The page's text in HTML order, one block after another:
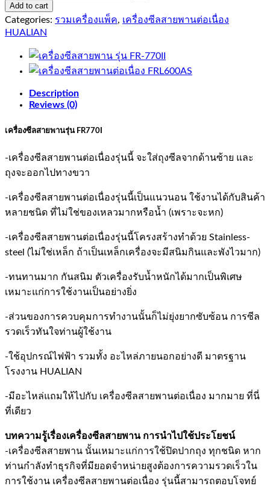
ซีล
สายพาน
รุ่น
FR-
770I
quantity
Add to cart
Categories: รวมเครื่องแพ็ค, เครื่องซีลสายพานต่อเนื่อง
HUALIAN
Description
Reviews (0)
เครื่องซีลสายพานรุ่น FR770I
-เครื่องซีลสายพานต่อเนื่องรุ่นนี้ จะใส่ถุงซีลจากด้านซ้าย และ
ถุงจะออกไปทางขวา
-เครื่องซีลสายพานต่อเนื่องรุ่นนี้เป็นแนวนอน ใช้งานได้กับสินค้า
หลายชนิด ที่ไม่ใช่ของเหลวมากหรือน้ำ (เพราะจะหก)
-เครื่องซีลสายพานต่อเนื่องรุ่นนี้โครงสร้างทำด้วย Stainless-
steel (ไม่ใช่เหล็ก ถ้าเป็นเหล็กเครื่องจะมีสนิมกินและพังไวมาก)
-ทนทานมาก กันสนิม ตัวเครื่องรับน้ำหนักได้มากเป็นพิเศษ
เหมาะแก่การใช้งานเป็นอย่างยิ่ง
-ส่วนของการควบคุมการทำงานนั้นก็ไม่ยุ่งยากซับซ้อน การซีล
รวดเร็วทันใจท่านผู้ใช้งาน
-ใช้อุปกรณ์ไฟฟ้า รวมทั้ง อะไหล่ภายนอกอย่างดี มาตรฐาน
โรงงาน HUALIAN
-มีอะไหล่แถมให้ไปกับ เครื่องซีลสายพานต่อเนื่อง มากมาย ที่นี่
ที่เดียว
บทความรู้เรื่องเครื่องซีลสายพาน การนำไปใช้ประโยชน์
-เครื่องซีลสายพาน นั้นเหมาะแก่การใช้ปิดปากถุง ทุกชนิด หาก
ท่านกำลังทำธุรกิจที่มียอดจำหน่ายสูงต้องการความรวดเร็วใน
การใช้งาน เครื่องซีลสายพานต่อเนื่อง รุ่นนี้สามารถตอบโจทย์